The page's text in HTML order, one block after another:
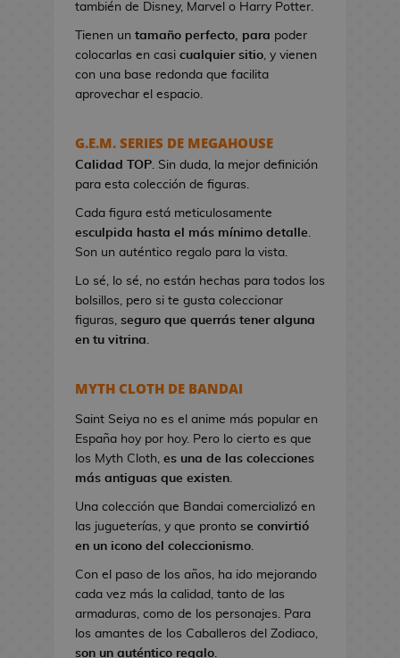
V
o
e
g
o
n
d
o
s
d
e
V
j
u
e
g
también de Disney, Marvel o Harry Potter.
Tienen un tamaño perfecto, para poder
colocarlas en casi cualquier sitio, y vienen
con una base redonda que facilita
aprovechar el espacio.
G.E.M. SERIES DE MEGAHOUSE
Calidad TOP. Sin duda, la mejor definición
para esta colección de figuras.
Cada figura está meticulosamente
esculpida hasta el más mínimo detalle.
Son un auténtico regalo para la vista.
Lo sé, lo sé, no están hechas para todos los
bolsillos, pero si te gusta coleccionar
figuras, seguro que querrás tener alguna
en tu vitrina.
MYTH CLOTH DE BANDAI
Saint Seiya no es el anime más popular en
España hoy por hoy. Pero lo cierto es que
los Myth Cloth, es una de las colecciones
más antiguas que existen.
Una colección que Bandai comercializó en
las jugueterías, y que pronto se convirtió
en un icono del coleccionismo.
Con el paso de los años, ha ido mejorando
cada vez más la calidad, tanto de las
armaduras, como de los personajes. Para
los amantes de los Caballeros del Zodiaco,
son un auténtico regalo.